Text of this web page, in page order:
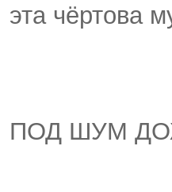
эта чёртова
ПОД ШУМ